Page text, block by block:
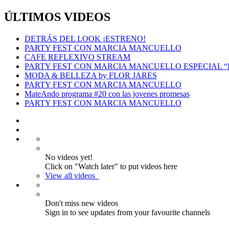
ÚLTIMOS VIDEOS
DETRÁS DEL LOOK ¡ESTRENO!
PARTY FEST CON MARCIA MANCUELLO
CAFE REFLEXIVO STREAM
PARTY FEST CON MARCIA MANCUELLO ESPECIAL
MODA & BELLEZA by FLOR JARES
PARTY FEST CON MARCIA MANCUELLO
MateAndo programa #20 con las jovenes promesas
PARTY FEST CON MARCIA MANCUELLO
No videos yet!
Click on "Watch later" to put videos here
View all videos
Don't miss new videos
Sign in to see updates from your favourite channels